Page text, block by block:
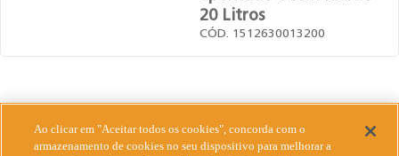
20 Litros
CÓD. 1512630013200
Ao clicar em "Aceitar todos os cookies", concorda com o
armazenamento de cookies no seu dispositivo para melhorar a